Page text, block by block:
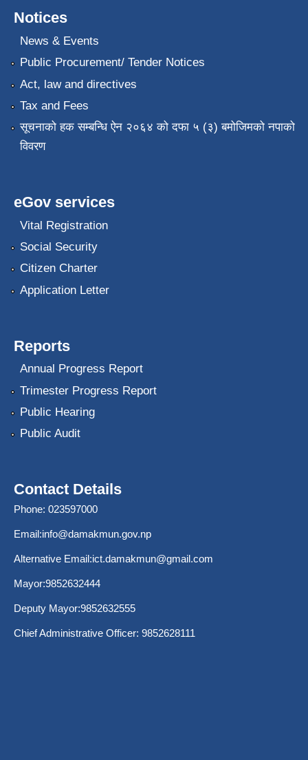
Notices
News & Events
Public Procurement/ Tender Notices
Act, law and directives
Tax and Fees
सूचनाको हक सम्बन्धि ऐन २०६४ को दफा ५ (३) बमोजिमको नपाको
विवरण
eGov services
Vital Registration
Social Security
Citizen Charter
Application Letter
Reports
Annual Progress Report
Trimester Progress Report
Public Hearing
Public Audit
Contact Details
Phone: 023597000
Email:info@damakmun.gov.np
Alternative Email:ict.damakmun@gmail.com
Mayor:9852632444
Deputy Mayor:9852632555
Chief Administrative Officer: 9852628111